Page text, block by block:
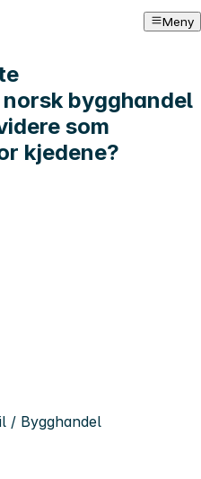
Meny
bygghandel
som
kjedene?
/ Bygghandel